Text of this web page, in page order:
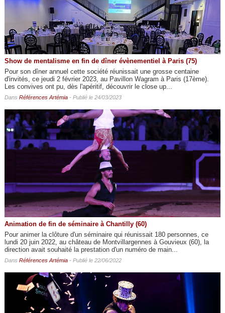
Show de mentalisme en fin de dîner évènementiel à Paris (75)
Pour son dîner annuel cette société réunissait une grosse centaine
d'invités, ce jeudi 2 février 2023, au Pavillon Wagram à Paris (17ème).
Les convives ont pu, dès l'apéritif, découvrir le close up...
Dans Références Artémia- Publié le 24/03/2023
Animation de fin de séminaire à Chantilly (60)
Pour animer la clôture d'un séminaire qui réunissait 180 personnes, ce
lundi 20 juin 2022, au château de Montvillargennes à Gouvieux (60), la
direction avait souhaité la prestation d'un numéro de main...
Dans Références Artémia- Publié le 22/06/2022